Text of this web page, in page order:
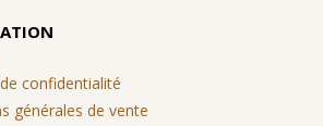
confidentialité
générales de vente